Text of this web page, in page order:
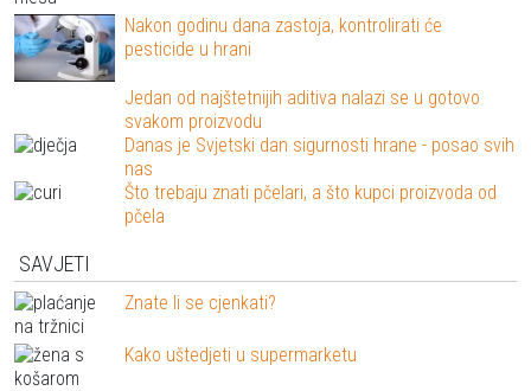
Nakon godinu dana zastoja, kontrolirati će
pesticide u hrani
Jedan od najštetnijih aditiva nalazi se u gotovo
svakom proizvodu
Danas je Svjetski dan sigurnosti hrane - posao svih
nas
Što trebaju znati pčelari, a što kupci proizvoda od
pčela
SAVJETI
Znate li se cjenkati?
Kako uštedjeti u supermarketu